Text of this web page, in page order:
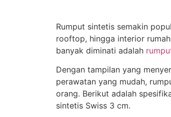
Rumput sintetis semakin
rooftop, hingga interior
banyak diminati adalah
Dengan tampilan yang
perawatan yang mudah,
orang. Berikut adalah
sintetis Swiss 3 cm.